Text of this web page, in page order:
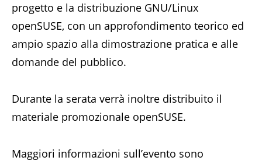
progetto e la distribuzione GNU/Linux
openSUSE, con un approfondimento teorico ed
ampio spazio alla dimostrazione pratica e alle
domande del pubblico.
Durante la serata verrà inoltre distribuito il
materiale promozionale openSUSE.
Maggiori informazioni sull’evento sono